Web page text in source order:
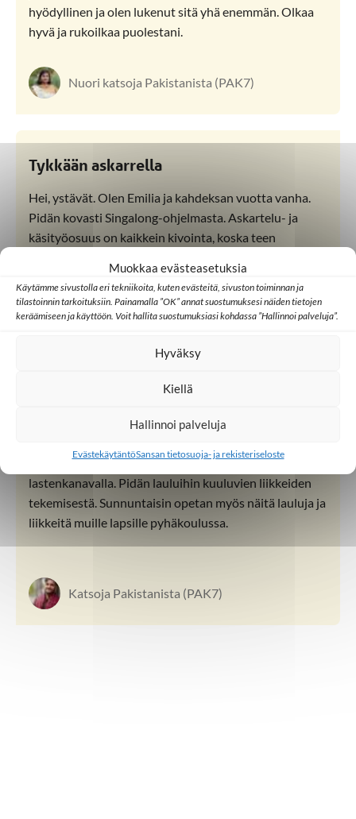
Muokkaa evästeasetuksia
Käytämme sivustolla eri tekniikoita, kuten evästeitä, sivuston toiminnan ja
tilastoinnin tarkoituksiin. Painamalla ”OK” annat suostumuksesi näiden tietojen
keräämiseen ja käyttöön. Voit hallita suostumuksiasi kohdassa ”Hallinnoi palveluja”.
Hyväksy
Kiellä
Hallinnoi palveluja
EvästekäytäntöSansan tietosuoja- ja rekisteriseloste
hyödyllinen ja olen lukenut sitä yhä enemmän. Olkaa
hyvä ja rukoilkaa puolestani.
Nuori katsoja Pakistanista (PAK7)
Tykkään askarrella
Hei, ystävät. Olen Emilia ja kahdeksan vuotta vanha.
Pidän kovasti Singalong-ohjelmasta. Askartelu- ja
käsityöosuus on kaikkein kivointa, koska teen
kovasti lauluista ja laululeikeistä PAK7 Kids -
lastenkanavalla. Pidän lauluihin kuuluvien liikkeiden
tekemisestä. Sunnuntaisin opetan myös näitä lauluja ja
liikkeitä muille lapsille pyhäkoulussa.
Katsoja Pakistanista (PAK7)